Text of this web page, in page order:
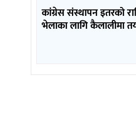
कांग्रेस संस्थापन इतरको
भेलाका लागि कैलालीमा